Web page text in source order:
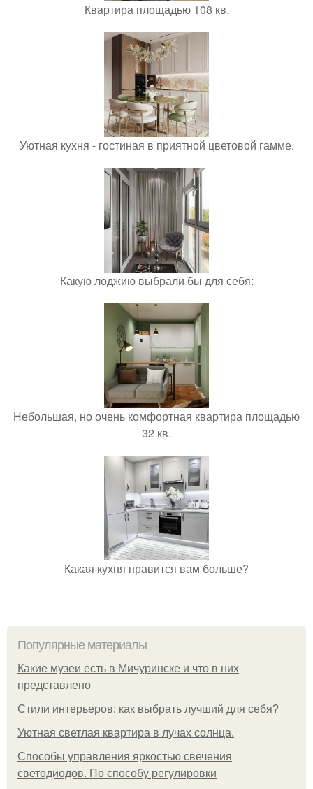
Квартира площадью 108 кв.
Уютная кухня - гостиная в приятной цветовой гамме.
Какую лоджию выбрали бы для себя:
Небольшая, но очень комфортная квартира площадью
32 кв.
Какая кухня нравится вам больше?
Популярные материалы
Какие музеи есть в Мичуринске и что в них
представлено
Стили интерьеров: как выбрать лучший для себя?
Уютная светлая квартира в лучах солнца.
Способы управления яркостью свечения
светодиодов. По способу регулировки